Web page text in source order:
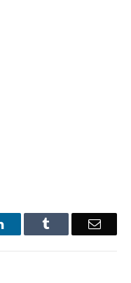
LinkedIn Email